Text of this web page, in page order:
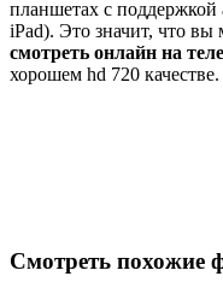
планшетах с
iPad). Это значит, что вы
смотреть онлайн на
хорошем hd 720 качестве.
Смотреть похожие